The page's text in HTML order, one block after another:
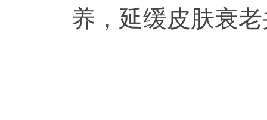
养，延缓皮肤衰